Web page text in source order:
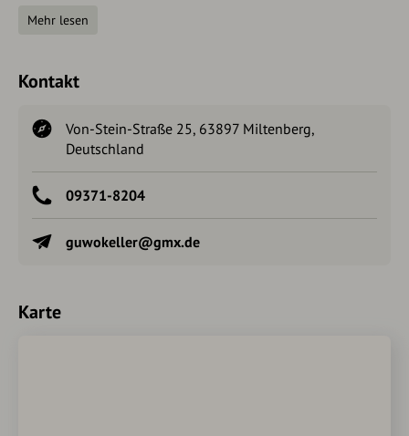
Weinverderben und Hexenwahn – Ursachen und
Falls Sie ein anderes Thema interessiert, sprechen Sie mit
Zudem stehe ich auch für „klassische Stadtführungen“ zur
Verfügung.
Mehr lesen
Kontakt
Von-Stein-Straße 25, 63897 Miltenberg,
Deutschland
09371-8204
guwokeller@gmx.de
Karte